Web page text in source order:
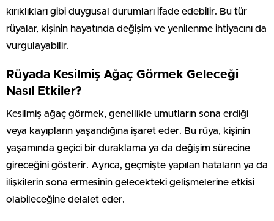
kırıklıkları gibi duygusal durumları ifade edebilir. Bu tür
rüyalar, kişinin hayatında değişim ve yenilenme ihtiyacını da
vurgulayabilir.
Rüyada Kesilmiş Ağaç Görmek Geleceği
Nasıl Etkiler?
Kesilmiş ağaç görmek, genellikle umutların sona erdiği
veya kayıpların yaşandığına işaret eder. Bu rüya, kişinin
yaşamında geçici bir duraklama ya da değişim sürecine
gireceğini gösterir. Ayrıca, geçmişte yapılan hataların ya da
ilişkilerin sona ermesinin gelecekteki gelişmelerine etkisi
olabileceğine delalet eder.